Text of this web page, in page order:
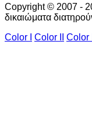
Copyright © 2007 -
δικαιώματα
Color I
Color II Color